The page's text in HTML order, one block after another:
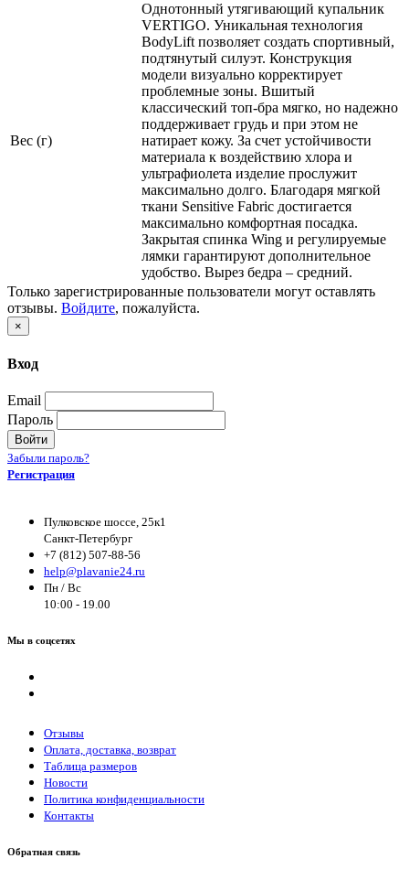
Вес (г)
Однотонный утягивающий купальник
VERTIGO. Уникальная технология
BodyLift позволяет создать спортивный,
подтянутый силуэт. Конструкция
модели визуально корректирует
проблемные зоны. Вшитый
классический топ-бра мягко, но надежно
поддерживает грудь и при этом не
натирает кожу. За счет устойчивости
материала к воздействию хлора и
ультрафиолета изделие прослужит
максимально долго. Благодаря мягкой
ткани Sensitive Fabric достигается
максимально комфортная посадка.
Закрытая спинка Wing и регулируемые
лямки гарантируют дополнительное
удобство. Вырез бедра – средний.
Только зарегистрированные пользователи могут оставлять
отзывы. Войдите, пожалуйста.
×
Вход
Email
Пароль
Войти
Забыли пароль?
Регистрация
Пулковское шоссе, 25к1
Санкт-Петербург
+7 (812) 507-88-56
help@plavanie24.ru
Пн / Вс
10:00 - 19.00
Мы в соцсетях
Отзывы
Оплата, доставка, возврат
Таблица размеров
Новости
Политика конфиденциальности
Контакты
Обратная связь